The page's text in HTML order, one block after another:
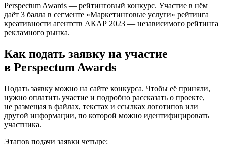
Perspectum Awards — рейтинговый конкурс. Участие в нём
даёт 3 балла в сегменте «Маркетинговые услуги» рейтинга
креативности агентств АКАР 2023 — независимого рейтинга
рекламного рынка.
Как подать заявку на участие
в Perspectum Awards
Подать заявку можно на сайте конкурса. Чтобы её приняли,
нужно оплатить участие и подробно рассказать о проекте,
не размещая в файлах, текстах и ссылках логотипов или
другой информации, по которой можно идентифицировать
участника.
Этапов подачи заявки четыре: